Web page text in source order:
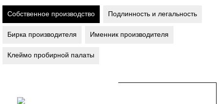
Собственное производство Подлинность и легальность
Бирка производителя Именник производителя
Клеймо пробирной палаты